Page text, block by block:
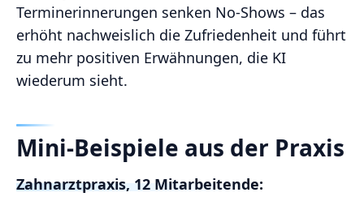
Terminerinnerungen senken No‑Shows – das
erhöht nachweislich die Zufriedenheit und führt
zu mehr positiven Erwähnungen, die KI
wiederum sieht.
Mini‑Beispiele aus der Praxis
Zahnarztpraxis, 12 Mitarbeitende: